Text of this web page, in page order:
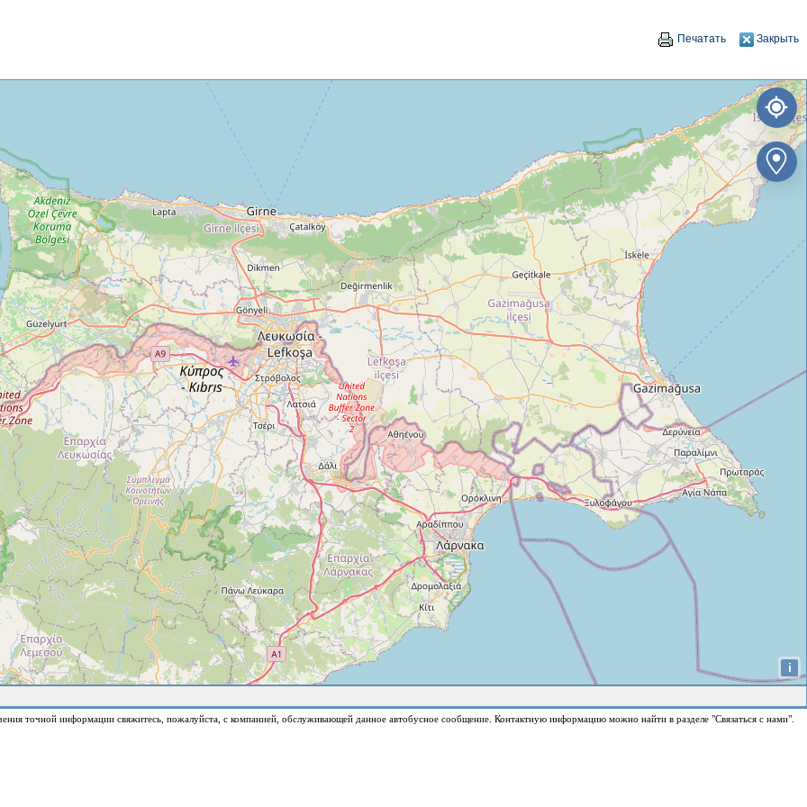
Печатать Закрыть
i
точной информации свяжитесь, пожалуйста, с компанией, обслуживающей данное автобусное сообщение. Контактную информацию можно найти в разделе "Связаться с нами".